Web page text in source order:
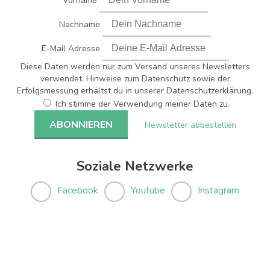
Nachname
E-Mail Adresse
Diese Daten werden nur zum Versand unseres Newsletters
verwendet. Hinweise zum Datenschutz sowie der
Erfolgsmessung erhältst du in unserer Datenschutzerklärung.
Ich stimme der Verwendung meiner Daten zu.
Newsletter abbestellen
Soziale Netzwerke
Facebook Youtube Instagram